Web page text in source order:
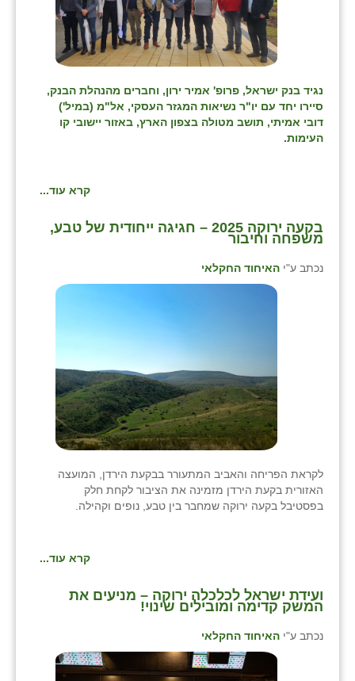
נגיד בנק ישראל, פרופ' אמיר ירון, וחברים מהנהלת הבנק,
סיירו יחד עם יו"ר נשיאות המגזר העסקי, אל"מ (במיל')
דובי אמיתי, תושב מטולה בצפון הארץ, באזור יישובי קו
העימות.
קרא עוד...
בקעה ירוקה 2025 – חגיגה ייחודית של טבע,
משפחה וחיבור
נכתב ע"י האיחוד החקלאי
לקראת הפריחה והאביב המתעורר בבקעת הירדן, המועצה
האזורית בקעת הירדן מזמינה את הציבור לקחת חלק
בפסטיבל בקעה ירוקה שמחבר בין טבע, נופים וקהילה.
קרא עוד...
ועידת ישראל לכלכלה ירוקה – מניעים את
המשק קדימה ומובילים שינוי!
נכתב ע"י האיחוד החקלאי